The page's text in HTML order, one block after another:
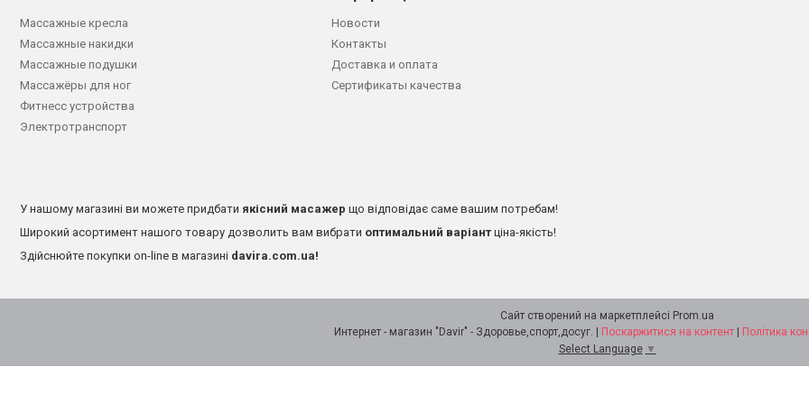
Массажные кресла
Массажные накидки
Массажные подушки
Массажёры для ног
Фитнесс устройства
Электротранспорт
Новости
Контакты
Доставка и оплата
Сертификаты качества
У нашому магазині ви можете придбати якісний масажер що відповідає саме вашим потребам!
Широкий асортимент нашого товару дозволить вам вибрати оптимальний варіант ціна-якість!
Здійснюйте покупки on-line в магазині davira.com.ua!
Сайт створений на маркетплейсі Prom.ua
Поскаржитися на контент
Політика
Select Language ▼